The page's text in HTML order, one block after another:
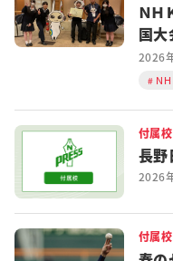
Ｎ
国
2026
Ｎ
付属校
長
2026
付属校